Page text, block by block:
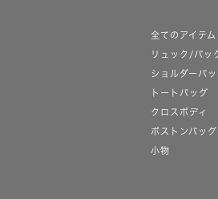
全てのアイテム
リュック/バッ
ショルダーバッ
トートバッグ
クロスボディ
ボストンバッグ
小物